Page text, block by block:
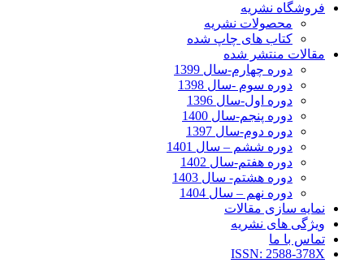
فروشگاه نشریه
محصولات نشریه
کتاب های چاپ شده
مقالات منتشر شده
دوره چهارم-سال 1399
دوره سوم -سال 1398
دوره اول-سال 1396
دوره پنجم-سال 1400
دوره دوم-سال 1397
دوره ششم – سال 1401
دوره هفتم-سال 1402
دوره هشتم- سال 1403
دوره نهم – سال 1404
نمایه سازی مقالات
ویژگی های نشریه
تماس با ما
ISSN: 2588-378X